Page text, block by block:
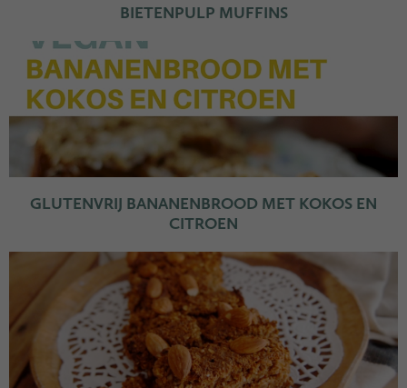
BIETENPULP MUFFINS
GLUTENVRIJ BANANENBROOD MET KOKOS EN
CITROEN